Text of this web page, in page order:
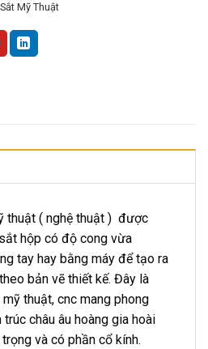
Mỹ Thuật
thuật ( nghệ thuật ) được
hộp có độ cong vừa
tay hay bằng máy để tạo ra
bản vẽ thiết kế. Đây là
thuật, cnc mang phong
châu âu hoàng gia hoài
và có phần cổ kính.